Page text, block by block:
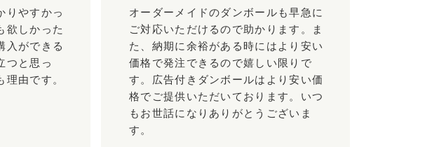
りやすかっ
欲しかった
入ができる
つと思っ
由です。
オーダーメイドのダンボールも早急に
ご対応いただけるので助かります。ま
た、納期に余裕がある時にはより安い
価格で発注できるので嬉しい限りで
す。広告付きダンボールはより安い価
格でご提供いただいております。いつ
もお世話になりありがとうございま
す。